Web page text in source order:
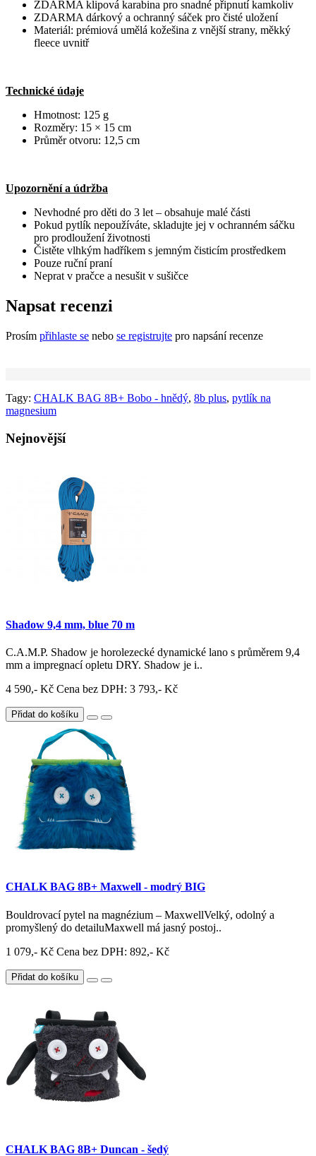
ZDARMA klipová karabina pro snadné připnutí kamkoliv
ZDARMA dárkový a ochranný sáček pro čisté uložení
Materiál: prémiová umělá kožešina z vnější strany, měkký
fleece uvnitř
Technické údaje
Hmotnost: 125 g
Rozměry: 15 × 15 cm
Průměr otvoru: 12,5 cm
Upozornění a údržba
Nevhodné pro děti do 3 let – obsahuje malé části
Pokud pytlík nepoužíváte, skladujte jej v ochranném sáčku
pro prodloužení životnosti
Čistěte vlhkým hadříkem s jemným čisticím prostředkem
Pouze ruční praní
Neprat v pračce a nesušit v sušičce
Napsat recenzi
Prosím přihlaste se nebo se registrujte pro napsání recenze
Tagy: CHALK BAG 8B+ Bobo - hnědý, 8b plus, pytlík na
magnesium
Nejnovější
Shadow 9,4 mm, blue 70 m
C.A.M.P. Shadow je horolezecké dynamické lano s průměrem 9,4
mm a impregnací opletu DRY. Shadow je i..
4 590,- Kč Cena bez DPH: 3 793,- Kč
Přidat do košíku
CHALK BAG 8B+ Maxwell - modrý BIG
Bouldrovací pytel na magnézium – MaxwellVelký, odolný a
promyšlený do detailuMaxwell má jasný postoj..
1 079,- Kč Cena bez DPH: 892,- Kč
Přidat do košíku
CHALK BAG 8B+ Duncan - šedý